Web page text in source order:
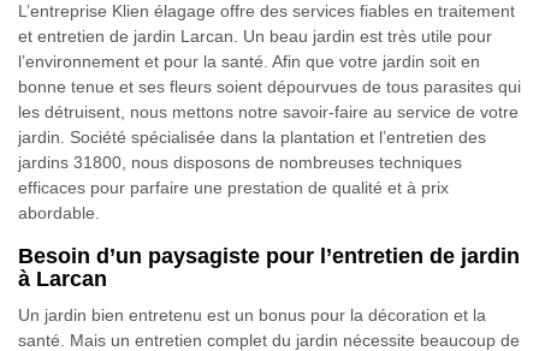
L’entreprise Klien élagage offre des services fiables en traitement
et entretien de jardin Larcan. Un beau jardin est très utile pour
l’environnement et pour la santé. Afin que votre jardin soit en
bonne tenue et ses fleurs soient dépourvues de tous parasites qui
les détruisent, nous mettons notre savoir-faire au service de votre
jardin. Société spécialisée dans la plantation et l’entretien des
jardins 31800, nous disposons de nombreuses techniques
efficaces pour parfaire une prestation de qualité et à prix
abordable.
Besoin d’un paysagiste pour l’entretien de jardin
à Larcan
Un jardin bien entretenu est un bonus pour la décoration et la
santé. Mais un entretien complet du jardin nécessite beaucoup de